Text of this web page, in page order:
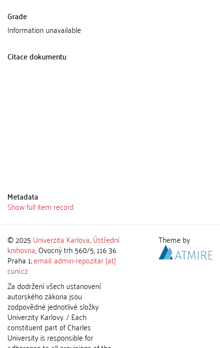
Grade
Information unavailable
Citace dokumentu
Metadata
Show full item record
© 2025 Univerzita Karlova,Ústřední
knihovna, Ovocný trh 560/5, 116 36
Praha 1;email: admin-repozitar [at]
cuni.cz
Za dodržení všech ustanovení
autorského zákona jsou
zodpovědné jednotlivé složky
Univerzity Karlovy. / Each
constituent part of Charles
University is responsible for
Theme by